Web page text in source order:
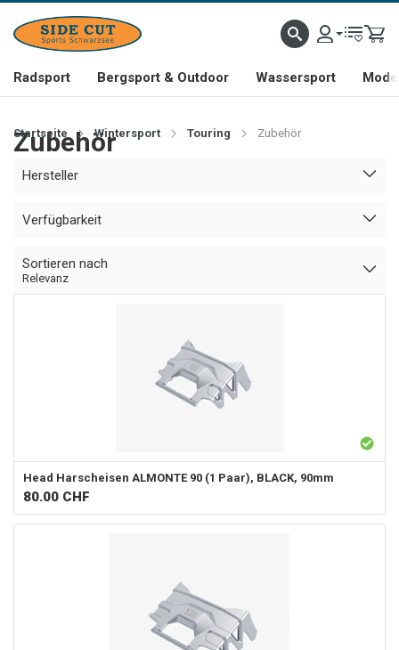
Radsport Bergsport & Outdoor Wassersport
Startseite Wintersport Touring Zubehör
Zubehör
Hersteller
Verfügbarkeit
Sortieren nach
Relevanz
Head Harscheisen ALMONTE 90 (1 Paar), BLACK, 90mm
80.00 CHF